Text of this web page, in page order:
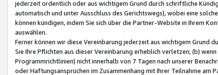
jederzeit ordentlich oder aus wichtigem Grund durch schriftliche
automatisch und unter Ausschluss des Gerichtswegs), wobei eine
können kündigen, indem Sie sich über die Partner-Website in Ihrem
auswählen.
Ferner können wir diese Vereinbarung jederzeit aus wichtigem Grund
Sie Ihre Pflichten aus dieser Vereinbarung erheblich verletzen; (b)
Programmrichtlinien) nicht innerhalb von 7 Tagen nach unserer
oder Haftungsansprüchen im Zusammenhang mit Ihrer Teilnahme am